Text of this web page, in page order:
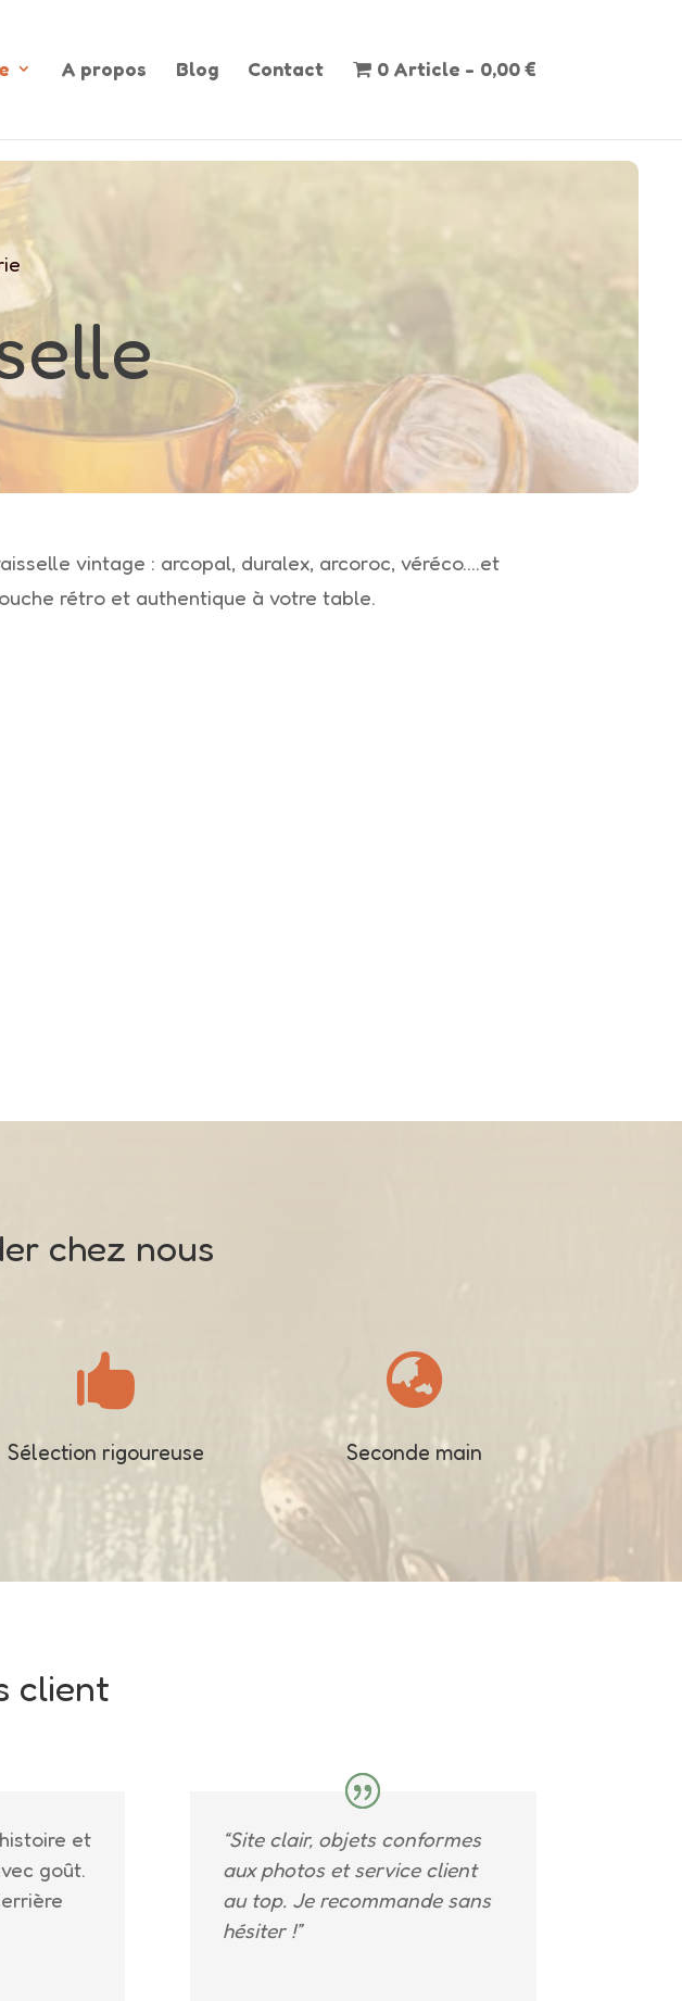
A propos Blog Contact 0 Article 0,00 €
vintage : arcopal, duralex, arcoroc, véréco….et
rétro et authentique à votre table.
chez nous

Sélection rigoureuse

Seconde main
client
et
goût.
“Site clair, objets conformes
aux photos et service client
au top. Je recommande sans
hésiter !”